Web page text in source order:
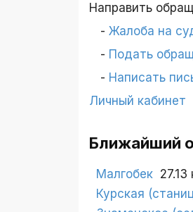
Направить
Жалоба на
Подать
Написать
Личный кабинет
Ближайший
Малгобек 27.13
Курская